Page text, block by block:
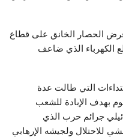
الحصار الخانق على قطاع
الكهرباء الذي ضاعف
التي طالت عدة
في قطاع غزة لاكثر من 178 يوم بهدف الإبادة للشعب
جرائم حرب الذي
للاحتلال ولجيشه الإرهابي